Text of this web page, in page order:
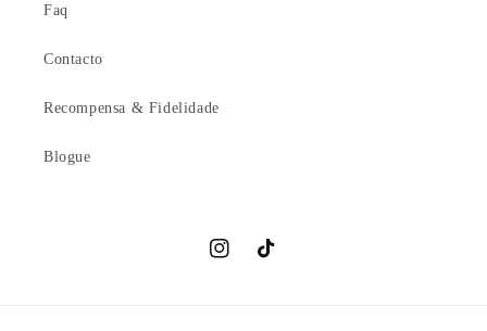
Faq
Contacto
Recompensa & Fidelidade
Blogue
InstagramTikTok